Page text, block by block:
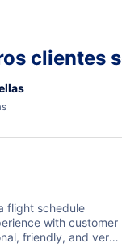
clientes
flight schedule
with customer
friendly, and very